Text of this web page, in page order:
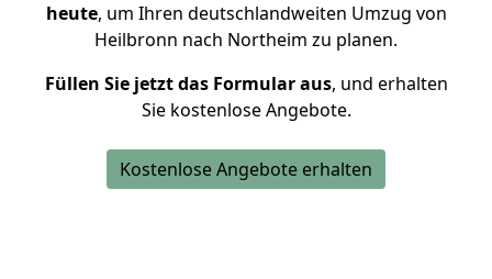
heute, um Ihren deutschlandweiten Umzug von
Heilbronn nach Northeim zu planen.
Füllen Sie jetzt das Formular aus, und erhalten
Sie kostenlose Angebote.
Kostenlose Angebote erhalten